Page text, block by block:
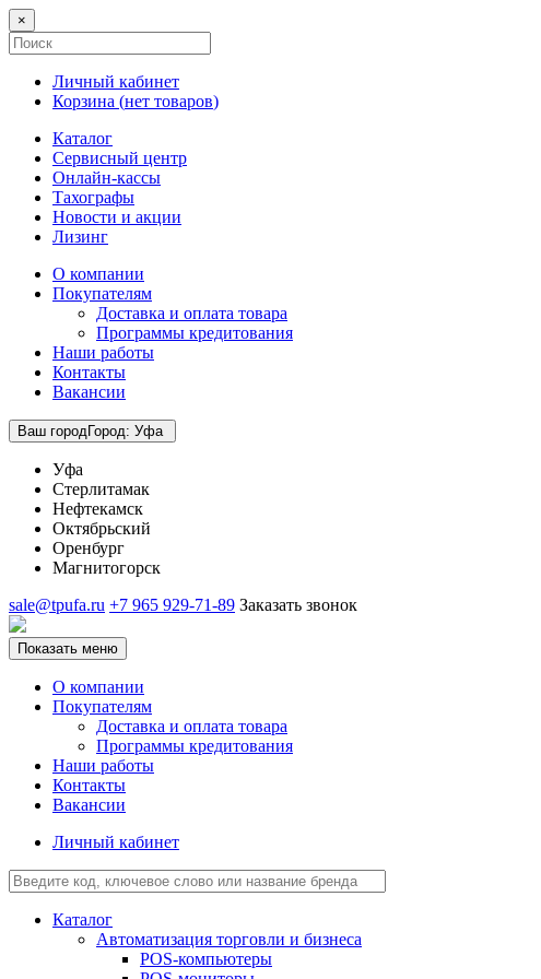
×
Личный кабинет
Корзина (нет товаров)
Каталог
Сервисный центр
Онлайн-кассы
Тахографы
Новости и акции
Лизинг
О компании
Покупателям
Доставка и оплата товара
Программы кредитования
Наши работы
Контакты
Вакансии
Ваш городГород: Уфа
Уфа
Стерлитамак
Нефтекамск
Октябрьский
Оренбург
Магнитогорск
sale@tpufa.ru +7 965 929-71-89 Заказать звонок
Показать меню
О компании
Покупателям
Доставка и оплата товара
Программы кредитования
Наши работы
Контакты
Вакансии
Личный кабинет
Каталог
Автоматизация торговли и бизнеса
POS-компьютеры